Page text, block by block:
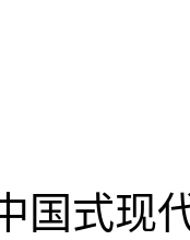
国式现